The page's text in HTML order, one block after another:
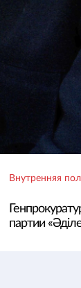
Внутренняя
партии